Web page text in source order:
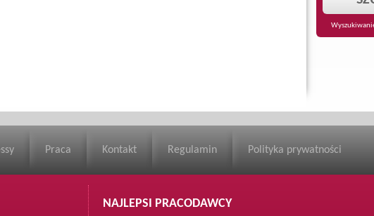
Praca Kontakt Regulamin Polityka prywatności
NAJLEPSI PRACODAWCY